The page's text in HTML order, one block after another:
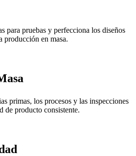
para pruebas y perfecciona los diseños
producción en masa.
primas, los procesos y las inspecciones
de producto consistente.